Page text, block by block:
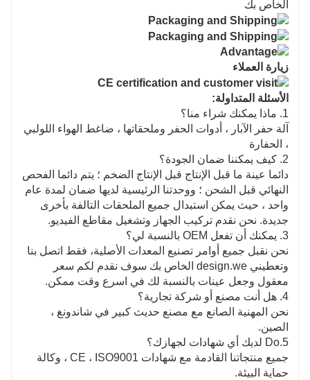
الخاص بك
زيارة العملاء
الأسئلة المتداولة:
1. ماذا يمكنك شراء منا؟
آلة حفر الآبار ، أدوات الحفر وملحقاتها ، ضاغط الهواء اللولبي
، الحفارة
2. كيف يمكننا ضمان الجودة؟
دائما عينة ما قبل الإنتاج قبل الإنتاج الضخم ؛ يتم دائما الفحص
النهائي قبل الشحن ؛ ووحدتنا الرئيسية لديها ضمان لمدة عام
واحد ، حيث يمكن استبدال جميع الملحقات التالفة بأخرى
جديدة. نحن نقدم تركيب الجهاز وتشغيل مقاطع الفيديو.
3. يمكنك أن تفعل OEM بالنسبة لي؟
نحن نقبل جميع أوامر تصنيع المعدات الأصلية، فقط اتصل بنا
وتعطيني design.we الخاص بك سوف نقدم لكم سعر
معقول وجعل عينات بالنسبة لك في اسرع وقت ممكن.
4. هل أنت مصنع أو شركة تجارية؟
نحن المهنية الصانع مع مصنع حديث كبير في شاندونغ ،
الصين.
5.Do لديك أي شهادات لجهازك؟
جميع منتجاتنا القادمة مع شهادات CE ، ISO9001 ، وكالة
حماية البيئة.